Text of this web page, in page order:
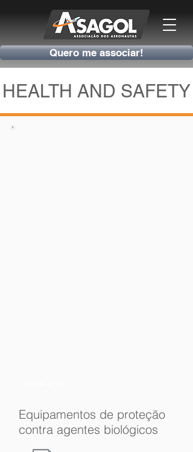
Quero me associar!
HEALTH AND SAFETY
Equipamentos de proteção
contra agentes biológicos